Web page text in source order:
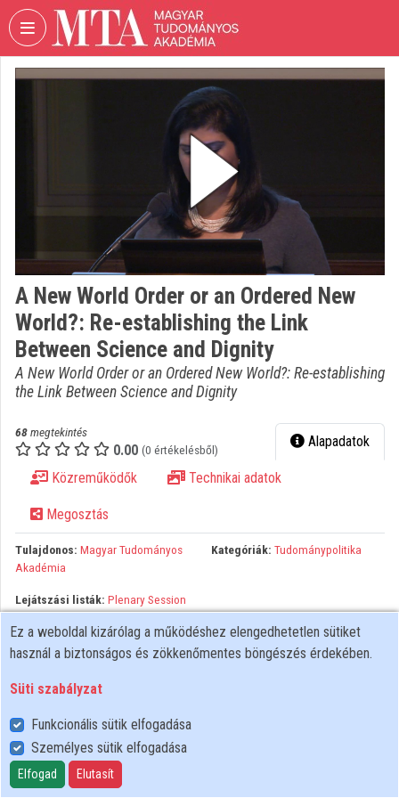
Fejléc kihagyása Menü kihagyása Tartalom kihagyása
VIDEOTORIUM
Kategóriák
Intézményi listák
Intézmények
Közreműködők
A New World Order or an Ordered New
World?: Re-establishing the Link
Between Science and Dignity
A New World Order or an Ordered New World?: Re-establishing
the Link Between Science and Dignity
68megtekintés
0.00 (0 értékelésből) Alapadatok
Közreműködők Technikai adatok
Megosztás
Tulajdonos: Magyar Tudományos
Akadémia
Kategóriák: Tudománypolitika
Lejátszási listák: Plenary Session
II.: “The Changing Landscape of
Science: Emerging Powerhouses in
Science and Technology”
Felhasználói szabályzat
Adatkezelési tájékoztató
Süti szabályzat
Ez a weboldal kizárólag a működéshez elengedhetetlen sütiket
használ a biztonságos és zökkenőmentes böngészés érdekében.
Süti szabályzat
Funkcionális sütik elfogadása
Személyes sütik elfogadása
Elfogad Elutasít